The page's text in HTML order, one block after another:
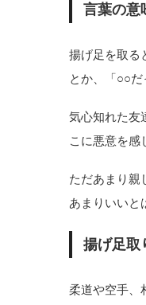
言葉の意
揚げ足を取る
とか、「○○
気心知れた友
こに悪意を感
ただあまり親
あまりいいと
揚げ足取
柔道や空手、